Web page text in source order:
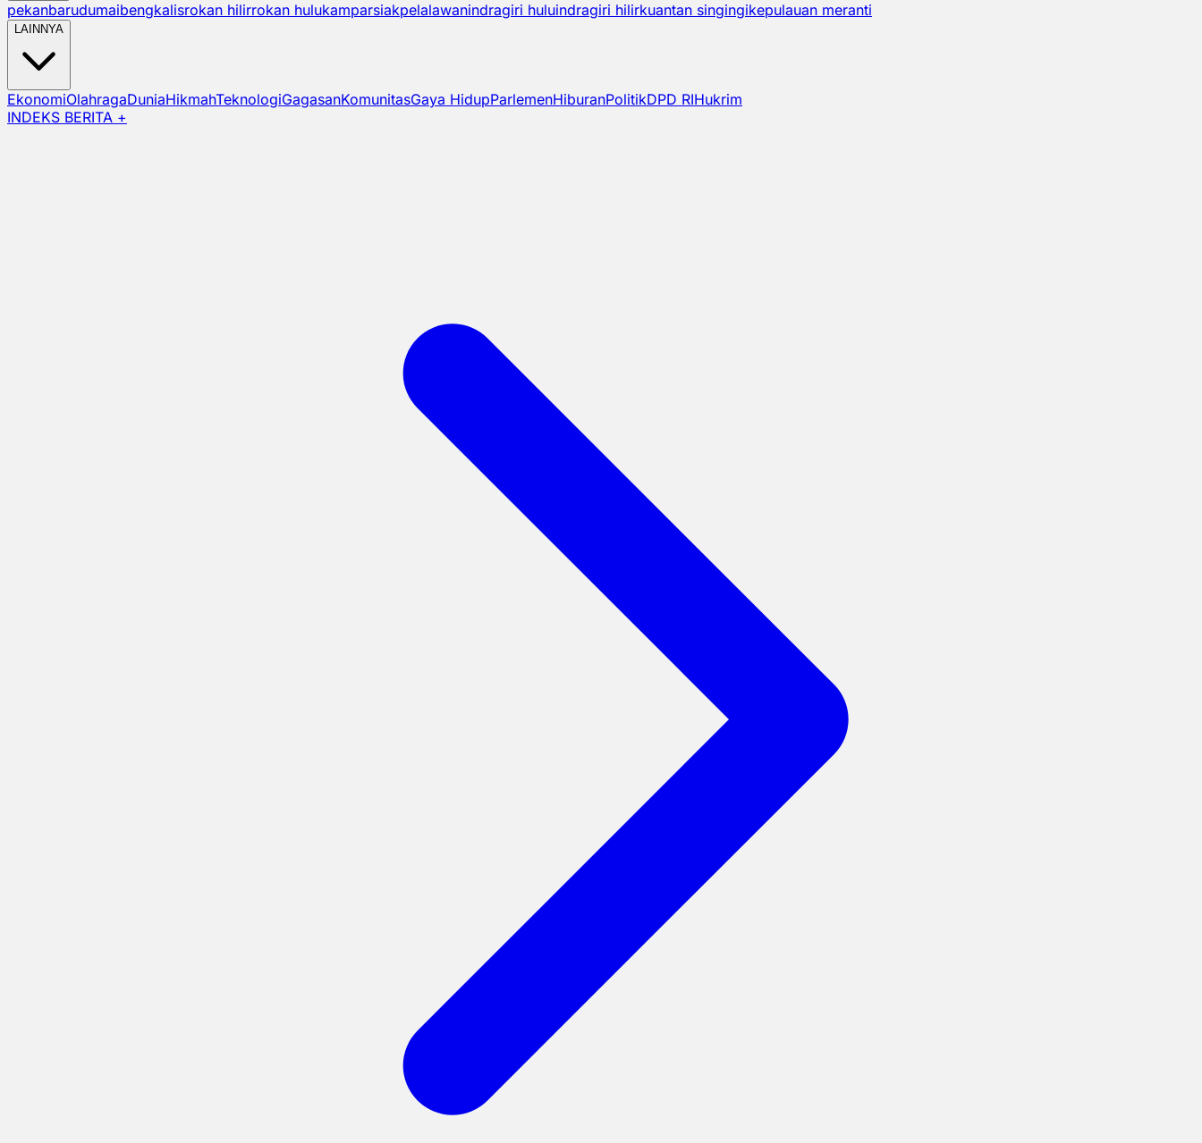
pekanbarudumaibengkalisrokan hilirrokan hulukamparsiakpelalawanindragiri huluindragiri hilirkuantan singingikepulauan meranti
LAINNYA
EkonomiOlahragaDuniaHikmahTeknologiGagasanKomunitasGaya HidupParlemenHiburanPolitikDPD RIHukrim
INDEKS BERITA +